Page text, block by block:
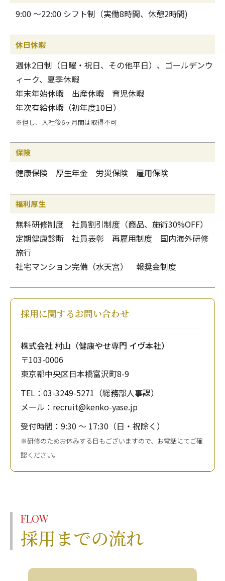
9:00 ～22:00 シフト制（実働8時間、休憩2時間)
休日休暇
週休2日制（日曜・祝日、その他平日）、ゴールデンウ
ィーク、夏季休暇
年末年始休暇 出産休暇 育児休暇
年次有給休暇（初年度10日）
※但し、入社後6ヶ月間は取得不可
保険
健康保険 厚生年金 労災保険 雇用保険
福利厚生
無料研修制度 社員割引制度（商品、施術30%OFF）
定期健康診断 社員表彰 再雇用制度 国内海外研修
旅行
社宅マンション完備（水天宮） 報奨金制度
採用に関するお問い合わせ
株式会社 村山（健康やせ専門 イヴ本社）
〒103-0006
東京都中央区日本橋富沢町8-9
TEL：03-3249-5271（総務部人事課）
メール：recruit@kenko-yase.jp
受付時間：9:30 ～ 17:30（日・祝除く）
※研修のためお休みする日もございますので、お電話にてご確
認ください。
FLOW
採用までの流れ